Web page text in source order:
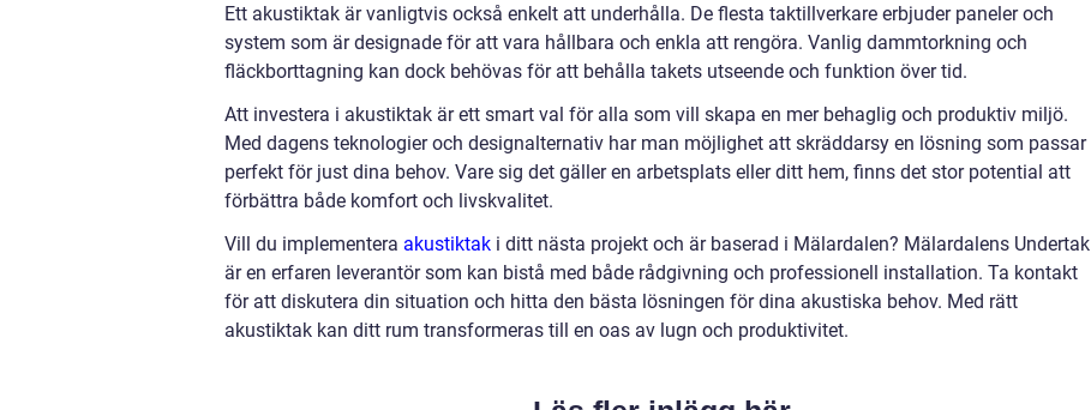
Ett akustiktak är vanligtvis också enkelt att underhålla. De flesta taktillverkare erbjuder paneler och
system som är designade för att vara hållbara och enkla att rengöra. Vanlig dammtorkning och
fläckborttagning kan dock behövas för att behålla takets utseende och funktion över tid.
Att investera i akustiktak är ett smart val för alla som vill skapa en mer behaglig och produktiv miljö.
Med dagens teknologier och designalternativ har man möjlighet att skräddarsy en lösning som passar
perfekt för just dina behov. Vare sig det gäller en arbetsplats eller ditt hem, finns det stor potential att
förbättra både komfort och livskvalitet.
Vill du implementera akustiktak i ditt nästa projekt och är baserad i Mälardalen? Mälardalens Undertak
är en erfaren leverantör som kan bistå med både rådgivning och professionell installation. Ta kontakt
för att diskutera din situation och hitta den bästa lösningen för dina akustiska behov. Med rätt
akustiktak kan ditt rum transformeras till en oas av lugn och produktivitet.